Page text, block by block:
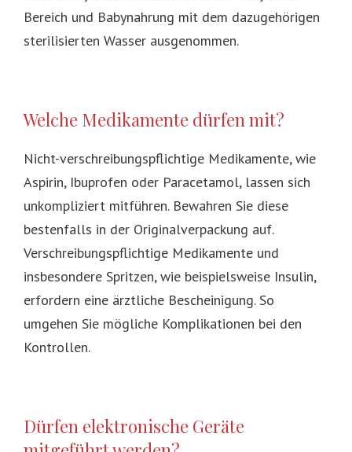
Bereich und Babynahrung mit dem dazugehörigen
sterilisierten Wasser ausgenommen.
Welche Medikamente dürfen mit?
Nicht-verschreibungspflichtige Medikamente, wie
Aspirin, Ibuprofen oder Paracetamol, lassen sich
unkompliziert mitführen. Bewahren Sie diese
bestenfalls in der Originalverpackung auf.
Verschreibungspflichtige Medikamente und
insbesondere Spritzen, wie beispielsweise Insulin,
erfordern eine ärztliche Bescheinigung. So
umgehen Sie mögliche Komplikationen bei den
Kontrollen.
Dürfen elektronische Geräte